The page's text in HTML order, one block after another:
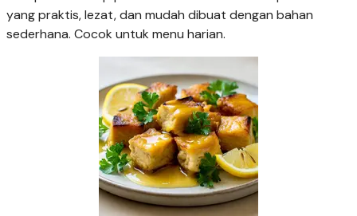
yang praktis, lezat, dan mudah dibuat dengan bahan
sederhana. Cocok untuk menu harian.